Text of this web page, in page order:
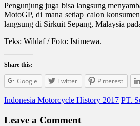
Pengunjung juga bisa langsung
MotoGP, di mana setiap calon
langsung di Sirkuit Sepang, Malaysia
Teks: Wildaf / Foto: Istimewa.
Share this:
Google Twitter Pinterest
Indonesia Motorcycle History 2017 PT.
Leave a Comment